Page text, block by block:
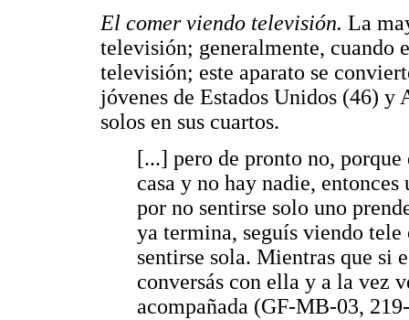
El comer viendo televisión. La
televisión; generalmente, cuando
televisión; este aparato se
jóvenes de Estados Unidos (46) y
solos en sus cuartos.
[...] pero de pronto no,
casa y no hay nadie,
por no sentirse solo uno
ya termina, seguís viendo tele
sentirse sola. Mientras que si
conversás con ella y a la vez
acompañada (GF-MB-03,